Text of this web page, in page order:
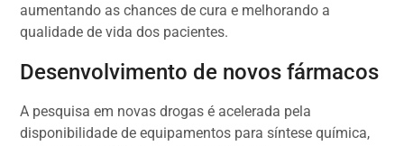
aumentando as chances de cura e melhorando a
qualidade de vida dos pacientes.
Desenvolvimento de novos fármacos
A pesquisa em novas drogas é acelerada pela
disponibilidade de equipamentos para síntese química,